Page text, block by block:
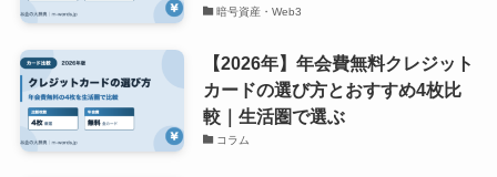
暗号資産・Web3
【2026年】年会費無料クレジット
カードの選び方とおすすめ4枚比
較｜生活圏で選ぶ
コラム